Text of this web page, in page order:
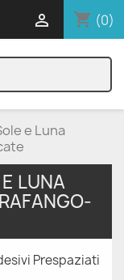
shopping_cart (0)

e Luna
LUNA
Prespaziati